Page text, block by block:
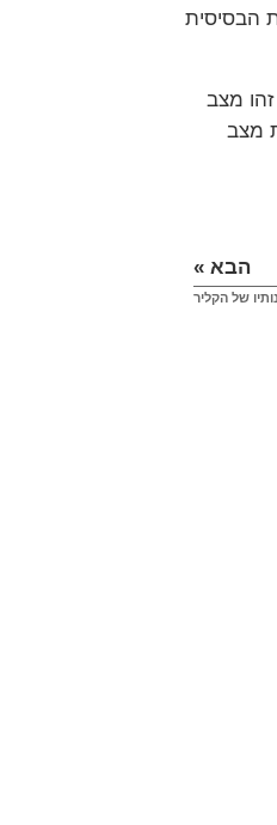
הבסיסית
מצב
מצב
הבא »
של הקליר